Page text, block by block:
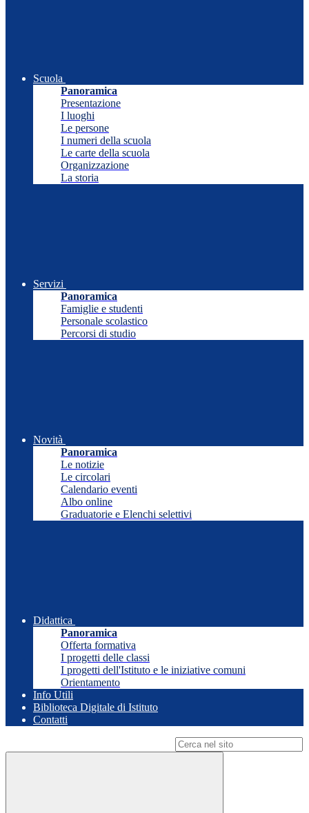
Scuola
Panoramica
Presentazione
I luoghi
Le persone
I numeri della scuola
Le carte della scuola
Organizzazione
La storia
Servizi
Panoramica
Famiglie e studenti
Personale scolastico
Percorsi di studio
Novità
Panoramica
Le notizie
Le circolari
Calendario eventi
Albo online
Graduatorie e Elenchi selettivi
Didattica
Panoramica
Offerta formativa
I progetti delle classi
I progetti dell'Istituto e le iniziative comuni
Orientamento
Info Utili
Biblioteca Digitale di Istituto
Contatti